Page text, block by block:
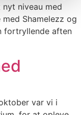
niveau med
Shamelezz og
fortryllende aften
var vi i